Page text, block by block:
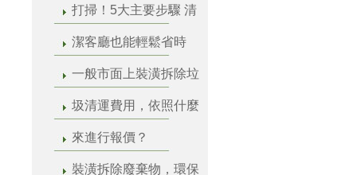
打掃！5大主要步驟 清
潔客廳也能輕鬆省時
一般市面上裝潢拆除垃
圾清運費用，依照什麼
來進行報價？
裝潢拆除廢棄物，環保